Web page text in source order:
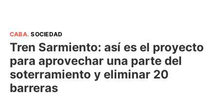
CABA.SOCIEDAD
Tren Sarmiento: así es el proyecto
para aprovechar una parte del
soterramiento y eliminar 20
barreras